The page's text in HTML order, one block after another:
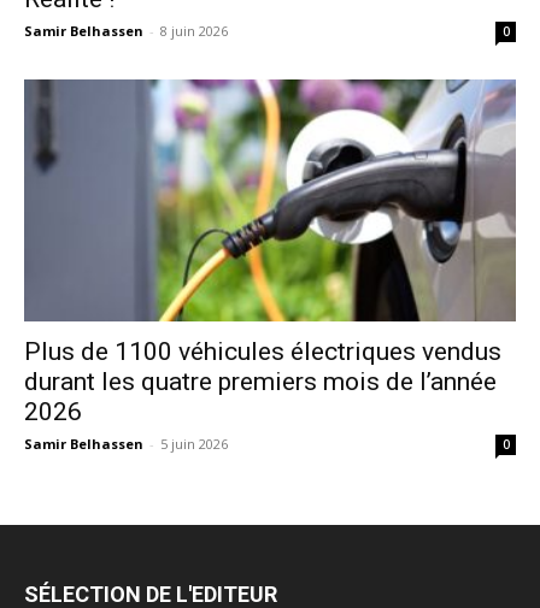
Samir Belhassen - 8 juin 2026 0
Plus de 1100 véhicules électriques vendus
durant les quatre premiers mois de l’année
2026
Samir Belhassen - 5 juin 2026 0
SÉLECTION DE L'EDITEUR